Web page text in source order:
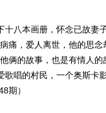
八本画册，怀念已故妻
痛，爱人离世，他的思
俩的故事，也是有情人
唱的村民，一个奥斯卡
期）